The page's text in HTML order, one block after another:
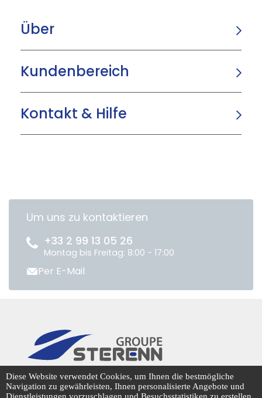
Über
Kundenbereich
Kontakt & Hilfe
Um uns zu kontaktieren
+33 2 99 13 05 26
Montag bis Freitag: 8:00 - 17:00
Per E-Mail
CENTRADIS © 2026
Diese Website verwendet Cookies, um Ihnen die bestmögliche
Navigation zu gewährleisten, Ihnen personalisierte Angebote und